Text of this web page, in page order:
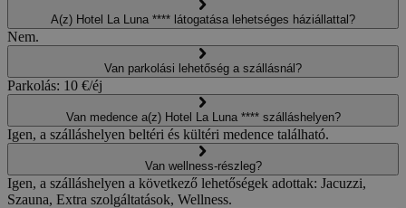
A(z) Hotel La Luna **** látogatása lehetséges háziállattal?
Nem.
Van parkolási lehetőség a szállásnál?
Parkolás: 10 €/éj
Van medence a(z) Hotel La Luna **** szálláshelyen?
Igen, a szálláshelyen beltéri és kültéri medence található.
Van wellness-részleg?
Igen, a szálláshelyen a következő lehetőségek adottak: Jacuzzi,
Szauna, Extra szolgáltatások, Wellness.